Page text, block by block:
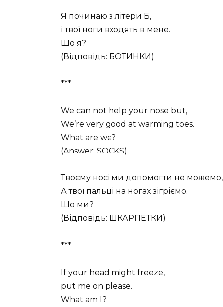
Я починаю з літери Б,
і твої ноги входять в мене.
Що я?
(Відповідь: БОТИНКИ)
***
We can not help your nose but,
We’re very good at warming toes.
What are we?
(Answer: SOCKS)
Твоєму носі ми допомогти не можемо,
А твої пальці на ногах зігріємо.
Що ми?
(Відповідь: ШКАРПЕТКИ)
***
If your head might freeze,
put me on please.
What am I?